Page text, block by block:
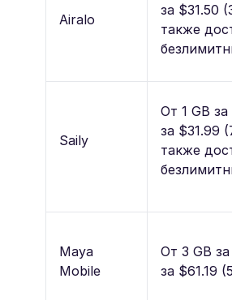
Airalo
за $31.50
также
Saily
От 1 GB
за $31.99
также
Maya
Mobile
От 3 GB
за $61.19